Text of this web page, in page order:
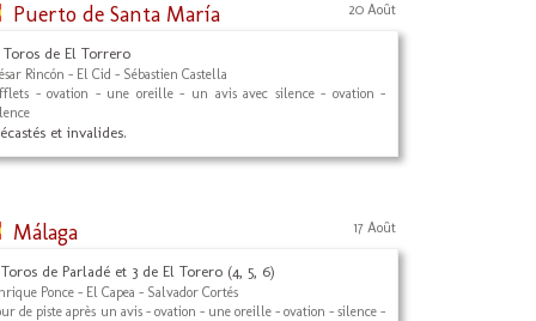
Puerto de Santa María 20 Août
Toros de El Torrero
Rincón - El Cid - Sébastien Castella
- ovation - une oreille - un avis avec silence - ovation -
et invalides.
Málaga 17 Août
de Parladé et 3 de El Torero (4, 5, 6)
Ponce - El Capea - Salvador Cortés
de piste après un avis - ovation - une oreille - ovation - silence -